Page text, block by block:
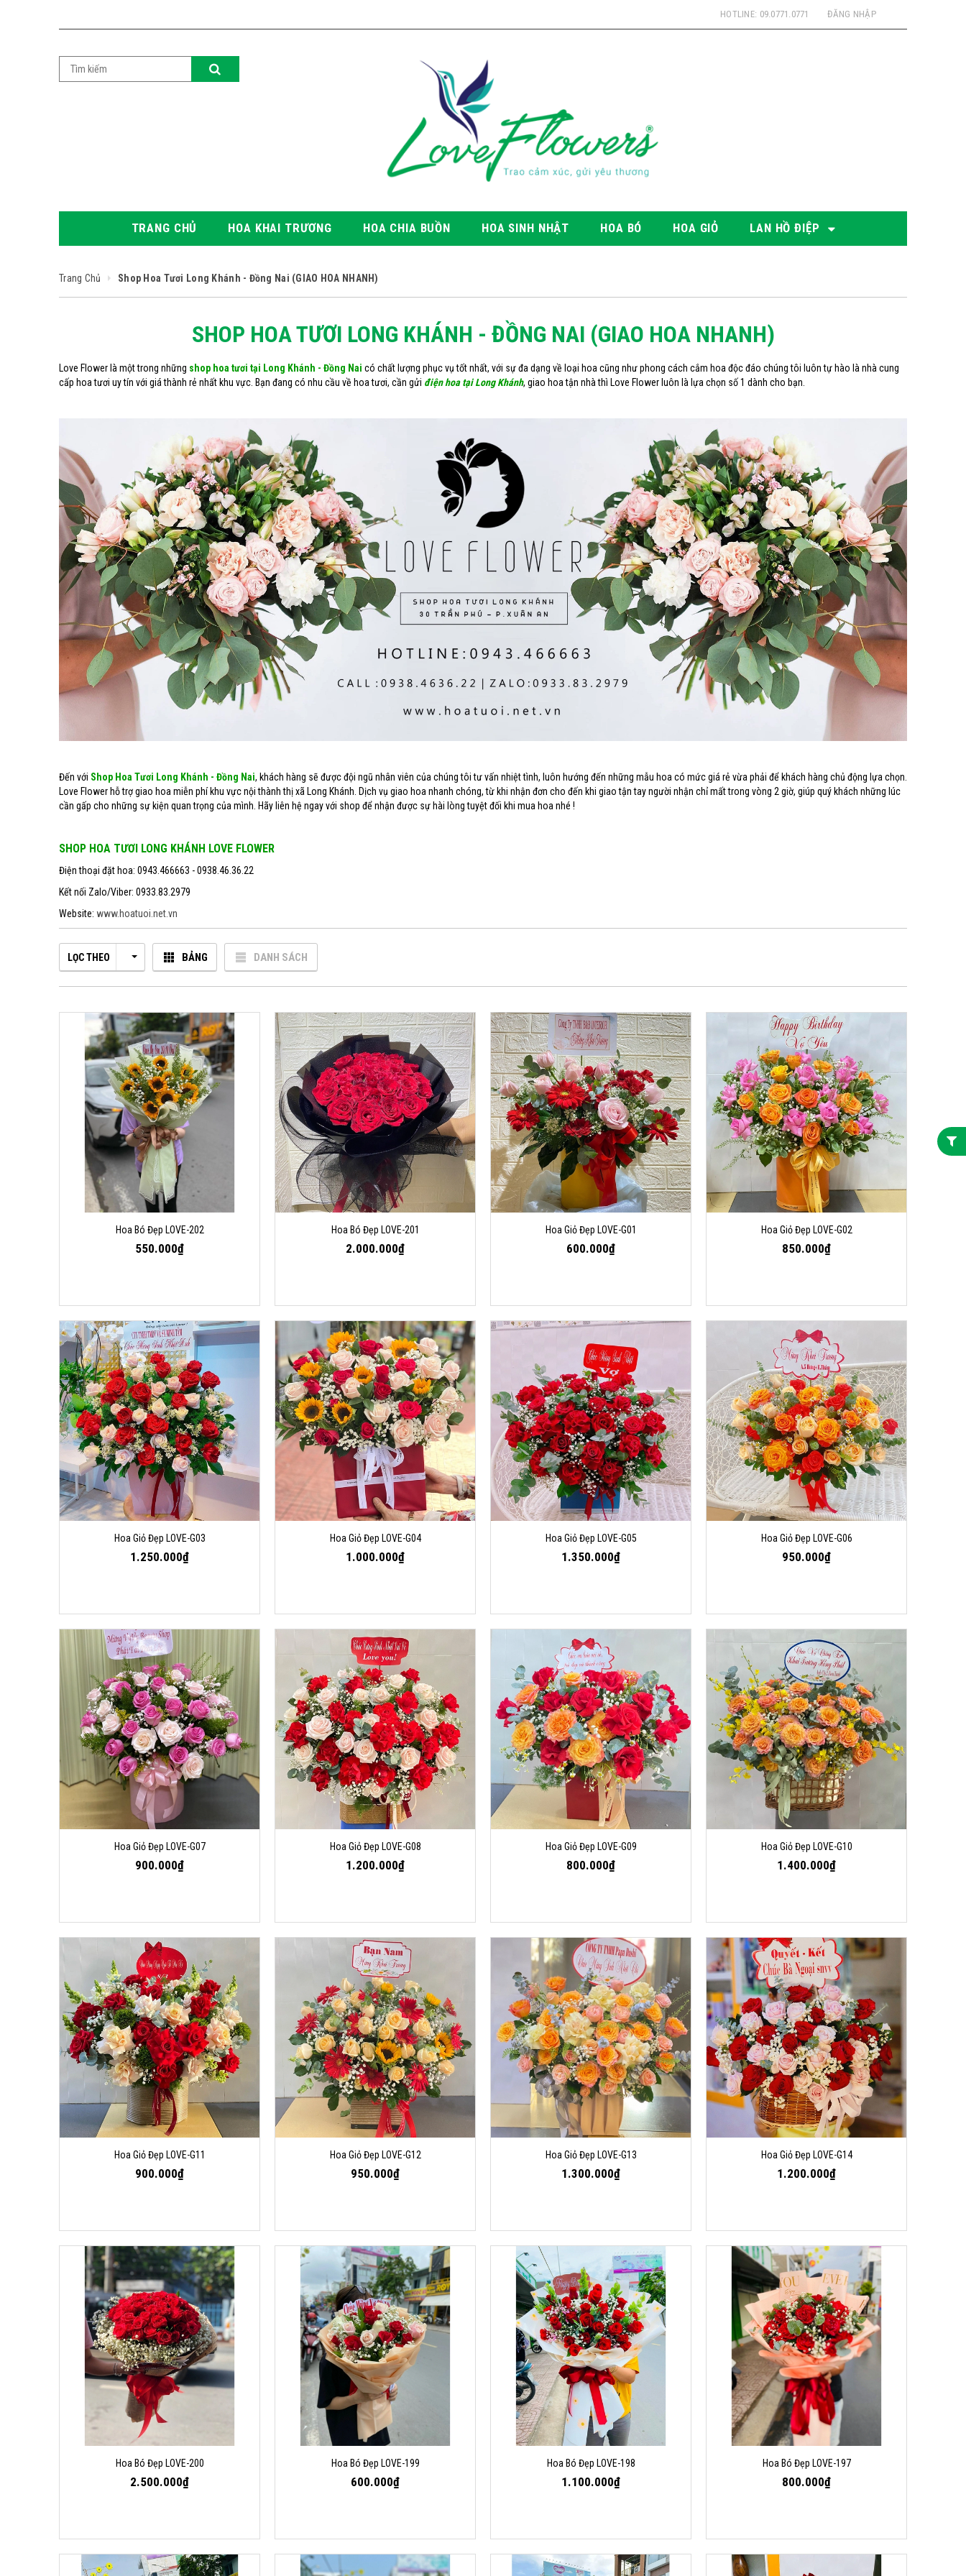
ĐĂNG NHẬP
HOTLINE: 09.0771.0771
TRANG CHỦ HOA KHAI TRƯƠNG HOA CHIA BUỒN HOA SINH NHẬT HOA BÓ HOA GIỎ LAN HỒ ĐIỆP
Trang Chủ Shop Hoa Tươi Long Khánh - Đồng Nai (GIAO HOA NHANH)
SHOP HOA TƯƠI LONG KHÁNH - ĐỒNG NAI (GIAO HOA NHANH)
Love Flower là một trong những shop hoa tươi tại Long Khánh - Đồng Nai có chất lượng phục vụ tốt nhất, với sự đa dạng về loại hoa cũng như phong cách cắm hoa độc đáo chúng tôi luôn tự hào là nhà cung
cấp hoa tươi uy tín với giá thành rẻ nhất khu vực. Bạn đang có nhu cầu về hoa tươi, cần gửi điện hoa tại Long Khánh, giao hoa tận nhà thì Love Flower luôn là lựa chọn số 1 dành cho bạn.
Đến với Shop Hoa Tươi Long Khánh - Đồng Nai, khách hàng sẽ được đội ngũ nhân viên của chúng tôi tư vấn nhiệt tình, luôn hướng đến những mẫu hoa có mức giá rẻ vừa phải để khách hàng chủ động lựa chọn.
Love Flower hỗ trợ giao hoa miễn phí khu vực nội thành thị xã Long Khánh. Dịch vụ giao hoa nhanh chóng, từ khi nhận đơn cho đến khi giao tận tay người nhận chỉ mất trong vòng 2 giờ, giúp quý khách những lúc
cần gấp cho những sự kiện quan trọng của mình. Hãy liên hệ ngay với shop để nhận được sự hài lòng tuyệt đối khi mua hoa nhé !
SHOP HOA TƯƠI LONG KHÁNH LOVE FLOWER
Điện thoại đặt hoa: 0943.466663 - 0938.46.36.22
Kết nối Zalo/Viber: 0933.83.2979
Website: www.hoatuoi.net.vn
LỌC THEO BẢNG DANH SÁCH
Hoa Bó Đẹp LOVE-202
550.000₫
Hoa Bó Đẹp LOVE-201
2.000.000₫
Hoa Giỏ Đẹp LOVE-G01
600.000₫
Hoa Giỏ Đẹp LOVE-G02
850.000₫
Hoa Giỏ Đẹp LOVE-G03
1.250.000₫
Hoa Giỏ Đẹp LOVE-G04
1.000.000₫
Hoa Giỏ Đẹp LOVE-G05
1.350.000₫
Hoa Giỏ Đẹp LOVE-G06
950.000₫
Hoa Giỏ Đẹp LOVE-G07
900.000₫
Hoa Giỏ Đẹp LOVE-G08
1.200.000₫
Hoa Giỏ Đẹp LOVE-G09
800.000₫
Hoa Giỏ Đẹp LOVE-G10
1.400.000₫
Hoa Giỏ Đẹp LOVE-G11
900.000₫
Hoa Giỏ Đẹp LOVE-G12
950.000₫
Hoa Giỏ Đẹp LOVE-G13
1.300.000₫
Hoa Giỏ Đẹp LOVE-G14
1.200.000₫
Hoa Bó Đẹp LOVE-200
2.500.000₫
Hoa Bó Đẹp LOVE-199
600.000₫
Hoa Bó Đẹp LOVE-198
1.100.000₫
Hoa Bó Đẹp LOVE-197
800.000₫